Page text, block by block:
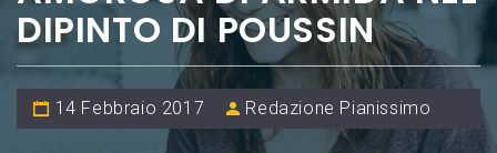
DIPINTO DI POUSSIN
14 Febbraio 2017 Redazione Pianissimo